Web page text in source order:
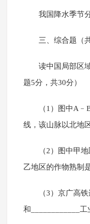
我国降水季节
三、综合题（
读中国局部区
题5分，共30分）
（1）图中
线，该山脉以北地
（2）图中甲
乙地区的作物熟制
（3）京广高
和____________工